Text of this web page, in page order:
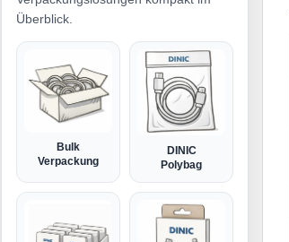
Überblick.
Bulk
Verpackung
DINIC
Polybag